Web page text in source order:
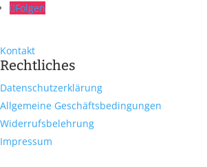
Folgen
Kontakt
Rechtliches
Datenschutzerklärung
Allgemeine Geschäftsbedingungen
Widerrufsbelehrung
Impressum